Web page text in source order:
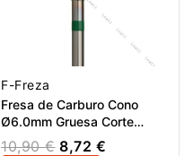
F-Freza
Fresa de Carburo Cono
Ø6.0mm Gruesa Corte
Cruzado LT 12.0mm
10,90 € 8,72 €